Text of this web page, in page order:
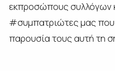
εκπροσώπους συλλόγων
#συμπατριώτες μας που
παρουσία τους αυτή τη